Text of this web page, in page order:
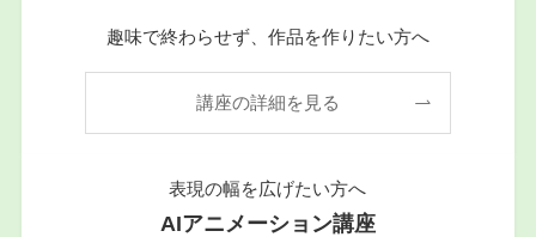
趣味で終わらせず、作品を作りたい方へ
講座の詳細を見る
表現の幅を広げたい方へ
AIアニメーション講座